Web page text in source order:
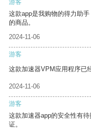
游客
这款app是我购物的得力助
的商品。
2024-11-06
游客
这款加速器VPM应用程序已
2024-11-06
游客
这款加速器app的安全性有
证。